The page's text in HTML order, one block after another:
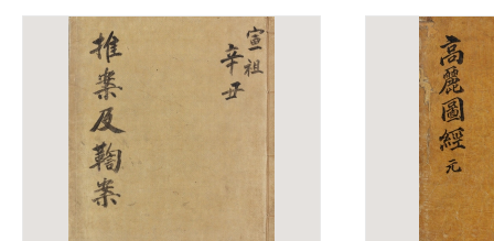
검색 연산자 사용안내
정조 AND 정약용
“정조”와 “정약
“정조” 또는 “